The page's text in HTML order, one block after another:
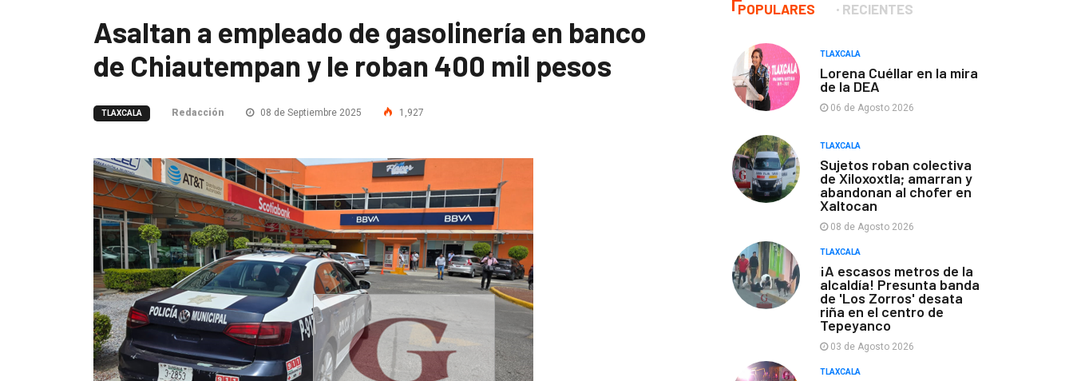
Asaltan a empleado de gasolinería en banco
de Chiautempan y le roban 400 mil pesos
TLAXCALA Redacción 08 de Septiembre 2025 1,927
POPULARES RECIENTES
TLAXCALA
Lorena Cuéllar en la mira
de la DEA
06 de Agosto 2026
TLAXCALA
Sujetos roban colectiva
de Xiloxoxtla; amarran y
abandonan al chofer en
Xaltocan
08 de Agosto 2026
TLAXCALA
¡A escasos metros de la
alcaldía! Presunta banda
de 'Los Zorros' desata
riña en el centro de
Tepeyanco
03 de Agosto 2026
TLAXCALA